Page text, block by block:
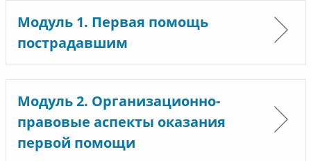
Модуль 1. Первая помощь
пострадавшим
Модуль 2. Организационно-
правовые аспекты оказания
первой помощи